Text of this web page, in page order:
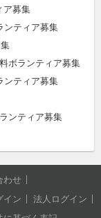
ア募集
ンティア募集
ボランティア募集
ンティア募集
ンティア募集
わせ
イン
法人ログイン